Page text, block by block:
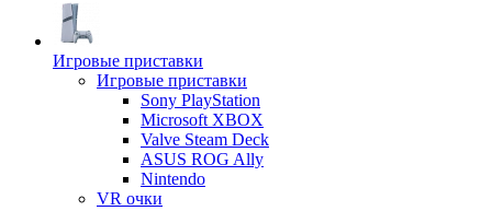
Игровые приставки
Игровые приставки
Sony PlayStation
Microsoft XBOX
Valve Steam Deck
ASUS ROG Ally
Nintendo
VR очки